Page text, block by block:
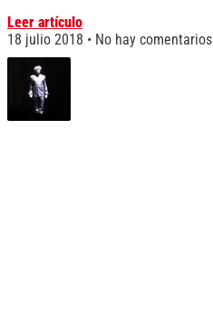
Leer artículo
18 julio 2018
No hay comentarios